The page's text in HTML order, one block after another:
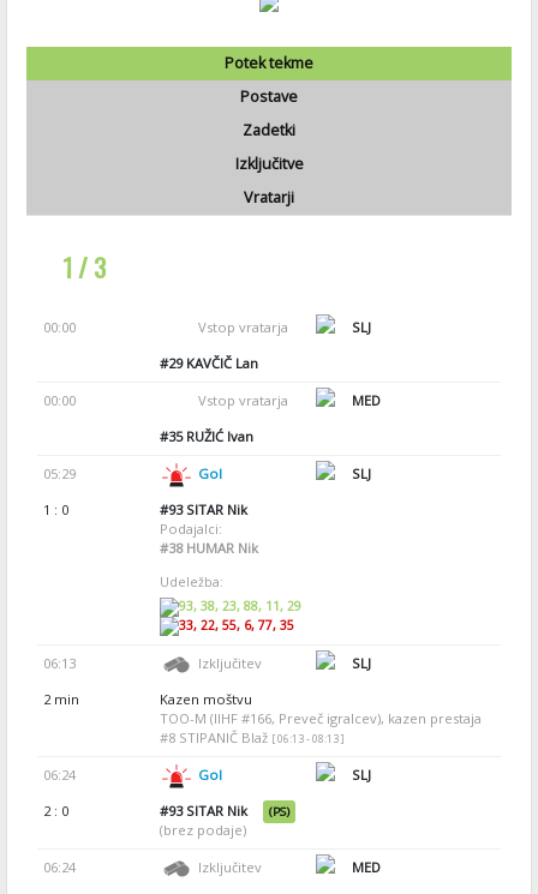
Potek tekme
Postave
Zadetki
Izključitve
Vratarji
1 / 3
00:00 Vstop vratarja
SLJ
#29KAVČIČ Lan
00:00 Vstop vratarja
MED
#35RUŽIĆ Ivan
05:29 Gol
SLJ
1 : 0
#93SITAR Nik
Podajalci:
#38HUMAR Nik
Udeležba:
93, 38, 23, 88, 11, 29
33, 22, 55, 6, 77, 35
06:13 Izključitev
SLJ
2 min
Kazen moštvu
TOO-M (IIHF #166, Preveč igralcev), kazen prestaja
#8 STIPANIČ Blaž [ 06:13 - 08:13 ]
06:24 Gol
SLJ
2 : 0
#93SITAR Nik (PS)
(brez podaje)
06:24 Izključitev
MED